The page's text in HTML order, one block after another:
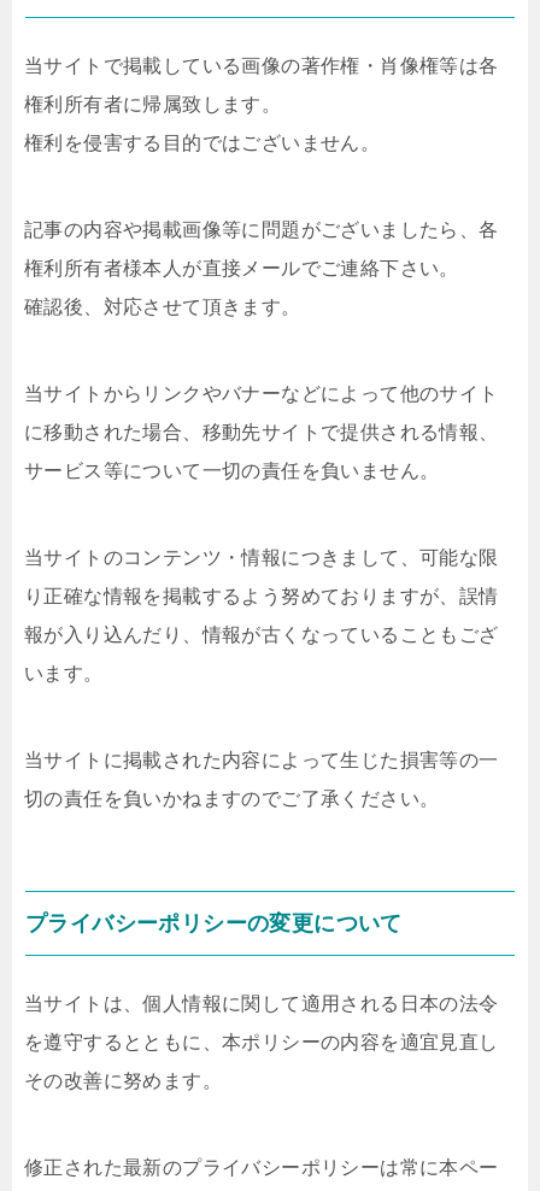
当サイトで掲載している画像の著作権・肖像権等は各
権利所有者に帰属致します。
権利を侵害する目的ではございません。
記事の内容や掲載画像等に問題がございましたら、各
権利所有者様本人が直接メールでご連絡下さい。
確認後、対応させて頂きます。
当サイトからリンクやバナーなどによって他のサイト
に移動された場合、移動先サイトで提供される情報、
サービス等について一切の責任を負いません。
当サイトのコンテンツ・情報につきまして、可能な限
り正確な情報を掲載するよう努めておりますが、誤情
報が入り込んだり、情報が古くなっていることもござ
います。
当サイトに掲載された内容によって生じた損害等の一
切の責任を負いかねますのでご了承ください。
プライバシーポリシーの変更について
当サイトは、個人情報に関して適用される日本の法令
を遵守するとともに、本ポリシーの内容を適宜見直し
その改善に努めます。
修正された最新のプライバシーポリシーは常に本ペー